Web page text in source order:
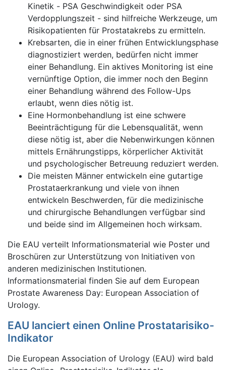
Kinetik - PSA Geschwindigkeit oder PSA
Verdopplungszeit - sind hilfreiche Werkzeuge, um
Risikopatienten für Prostatakrebs zu ermitteln.
Krebsarten, die in einer frühen Entwicklungsphase
diagnostiziert werden, bedürfen nicht immer
einer Behandlung. Ein aktives Monitoring ist eine
vernünftige Option, die immer noch den Beginn
einer Behandlung während des Follow-Ups
erlaubt, wenn dies nötig ist.
Eine Hormonbehandlung ist eine schwere
Beeinträchtigung für die Lebensqualität, wenn
diese nötig ist, aber die Nebenwirkungen können
mittels Ernährungstipps, körperlicher Aktivität
und psychologischer Betreuung reduziert werden.
Die meisten Männer entwickeln eine gutartige
Prostataerkrankung und viele von ihnen
entwickeln Beschwerden, für die medizinische
und chirurgische Behandlungen verfügbar sind
und beide sind im Allgemeinen hoch wirksam.
Die EAU verteilt Informationsmaterial wie Poster und
Broschüren zur Unterstützung von Initiativen von
anderen medizinischen Institutionen.
Informationsmaterial finden Sie auf dem European
Prostate Awareness Day: European Association of
Urology.
EAU lanciert einen Online Prostatarisiko-
Indikator
Die European Association of Urology (EAU) wird bald